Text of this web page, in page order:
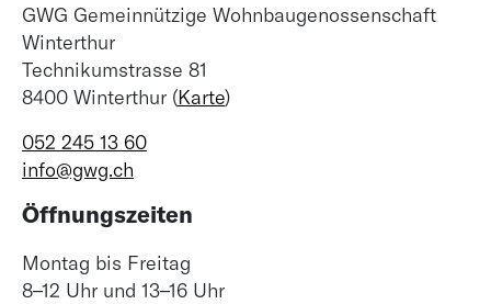
GWG Gemeinnützige Wohnbaugenossenschaft
Winterthur
Technikumstrasse 81
8400 Winterthur (Karte)
052 245 13 60
info@gwg.ch
Öffnungszeiten
Montag bis Freitag
8–12 Uhr und 13–16 Uhr